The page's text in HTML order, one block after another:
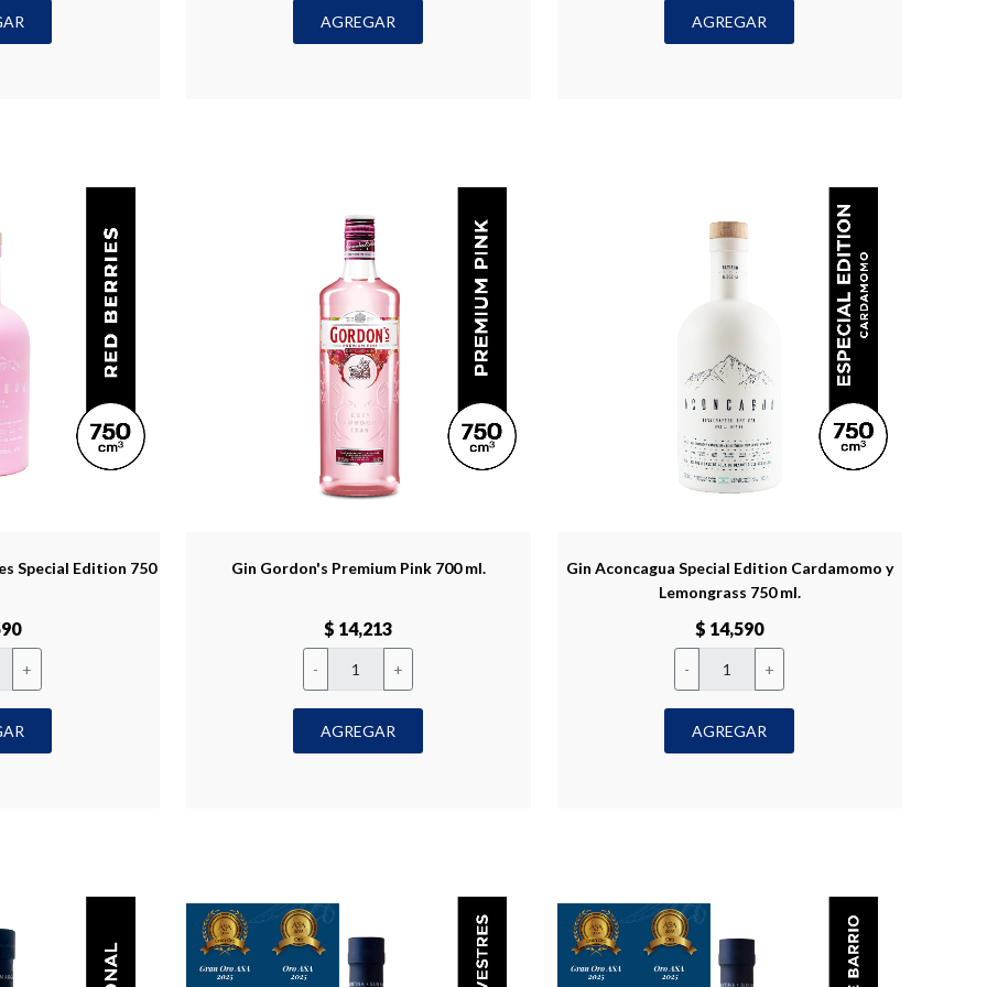
AGREGAR AGREGAR
Special Edition 750
+
Gin Gordon's Premium Pink 700 ml.
$ 14,213
- +
AGREGAR
Gin Aconcagua Special Edition Cardamomo y
Lemongrass 750 ml.
$ 14,590
- +
AGREGAR